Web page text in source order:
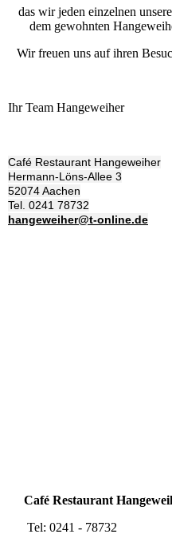
das wir jeden einzelnen
dem gewohnten
Wir freuen uns auf ihren
Ihr Team Hangeweiher
Café Restaurant Hangeweiher
Hermann-Löns-Allee 3
52074 Aachen
Tel. 0241 78732
hangeweiher@t-online.de
Café Restaurant
Tel: 0241 - 78732